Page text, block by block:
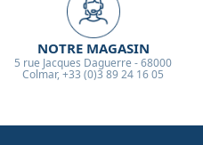
NOTRE MAGASIN
5 rue Jacques Daguerre - 68000
Colmar, +33 (0)3 89 24 16 05